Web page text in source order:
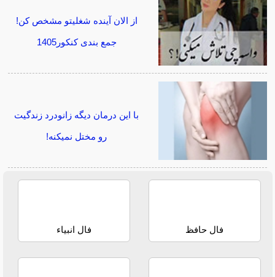
از الان آینده شغلیتو مشخص کن!
جمع بندی کنکور1405
با این درمان دیگه زانودرد زندگیت
رو مختل نمیکنه!
فال حافظ فال انبیاء